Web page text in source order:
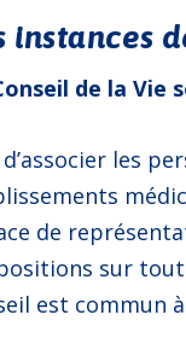
instances
de la Vie
les
de
sur
est commun